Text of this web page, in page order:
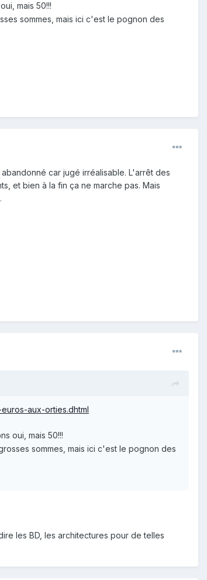
mais 50!!!
sommes, mais ici c'est le pognon des
car jugé irréalisable. L'arrêt des
et bien à la fin ça ne marche pas. Mais
aux-orties.dhtml
oui, mais 50!!!
sommes, mais ici c'est le pognon des
les BD, les architectures pour de telles